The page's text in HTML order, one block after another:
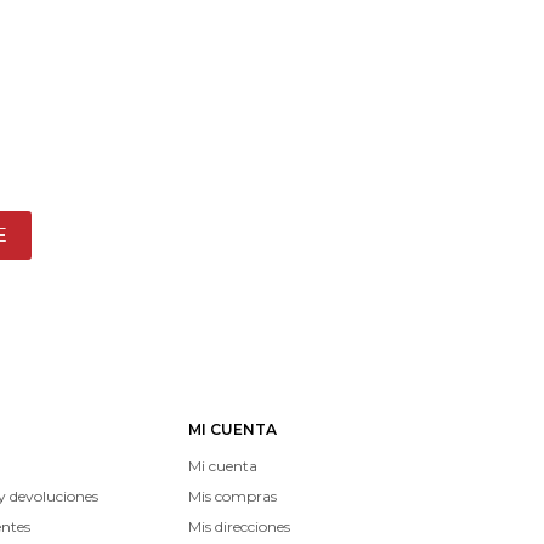
devoluciones
MI CUENTA
Mi cuenta
Mis compras
Mis direcciones